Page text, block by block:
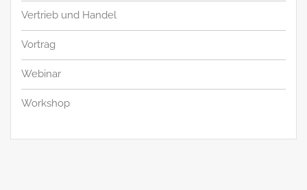
Vertrieb und Handel
Vortrag
Webinar
Workshop